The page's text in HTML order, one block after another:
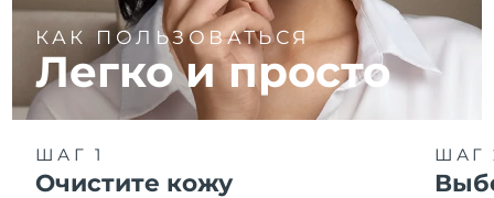
КАК ПОЛЬЗОВАТЬСЯ
Легко и просто
ШАГ 1
Очистите кожу
ШАГ